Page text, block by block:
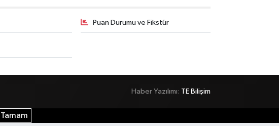
Puan Durumu ve Fikstür
Haber Yazılımı: TE Bilişim
Tamam